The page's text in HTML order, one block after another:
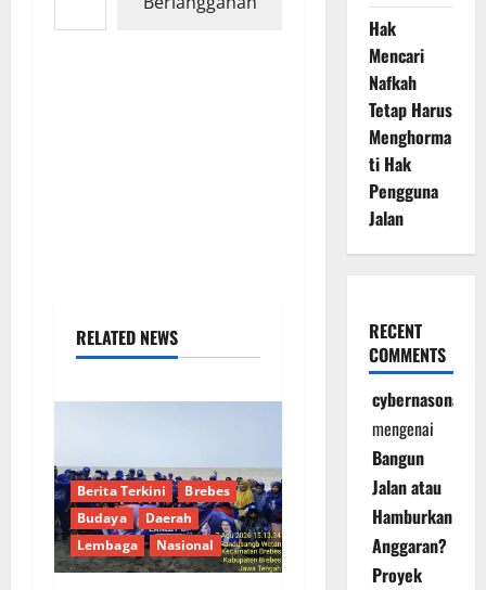
RELATED NEWS
Berita Terkini
Brebes
Budaya
Daerah
Lembaga
Nasional
Hak
Mencari
Nafkah
Tetap Harus
Menghorma
ti Hak
Pengguna
Jalan
RECENT
COMMENTS
cybernasonal
mengenai
Bangun
Jalan atau
Hamburkan
Anggaran?
Proyek